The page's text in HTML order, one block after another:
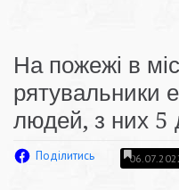
На пожежі в
рятувальники
людей, з них 5
Поділитись